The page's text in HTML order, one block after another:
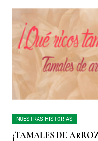
NUESTRAS HISTORIAS
¡TAMALES DE